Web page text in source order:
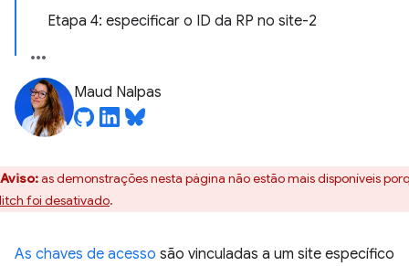
Etapa 4: especificar o ID da RP no site-2
Maud Nalpas
Aviso:as demonstrações nesta página não estão mais disponíveis
foi desativado.
As chaves de acesso são vinculadas a um site específico